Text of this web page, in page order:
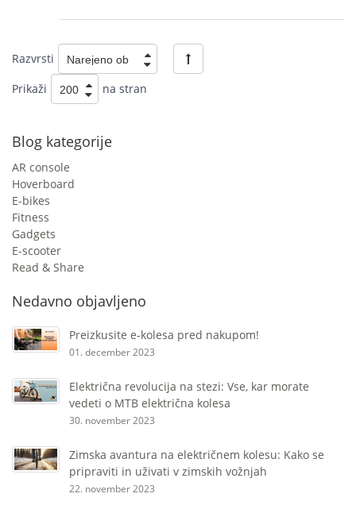
Blog kategorije
AR console
Hoverboard
E-bikes
Fitness
Gadgets
E-scooter
Read & Share
Nedavno objavljeno
Preizkusite e-kolesa pred nakupom!
01. december 2023
Električna revolucija na stezi: Vse, kar morate
vedeti o MTB električna kolesa
30. november 2023
Zimska avantura na električnem kolesu: Kako se
pripraviti in uživati ​​v zimskih vožnjah
22. november 2023
Razvrsti
Prikaži
na stran